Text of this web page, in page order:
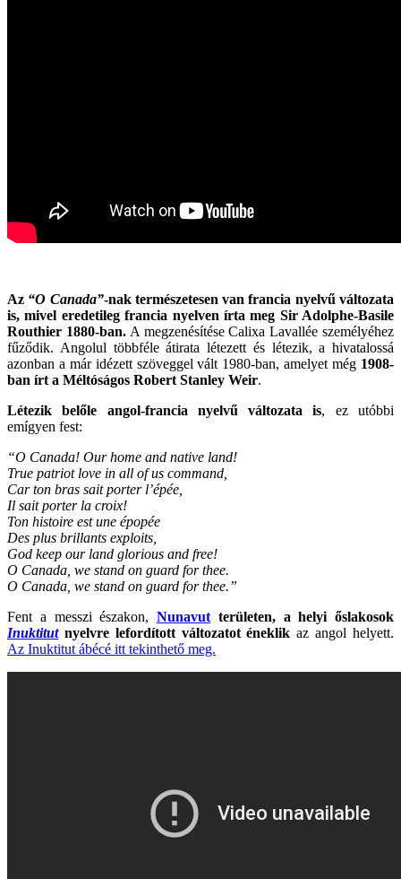
Az “O Canada”-nak természetesen van francia nyelvű változata
is, mivel eredetileg francia nyelven írta meg Sir Adolphe-Basile
Routhier 1880-ban.A megzenésítése Calixa Lavallée személyéhez
fűződik. Angolul többféle átirata létezett és létezik, a hivatalossá
azonban a már idézett szöveggel vált 1980-ban, amelyet még 1908-
ban írt a Méltóságos Robert Stanley Weir.
Létezik belőle angol-francia nyelvű változata is, ez utóbbi
emígyen fest:
“O Canada! Our home and native land!
True patriot love in all of us command,
Car ton bras sait porter l’épée,
Il sait porter la croix!
Ton histoire est une épopée
Des plus brillants exploits,
God keep our land glorious and free!
O Canada, we stand on guard for thee.
O Canada, we stand on guard for thee.”
Fent a messzi északon, Nunavut területen, a helyi őslakosok
Inuktitutnyelvre lefordított változatot éneklik az angol helyett.
Az Inuktitut ábécé itt tekinthető meg.